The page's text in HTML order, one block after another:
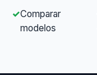
Comparar
modelos